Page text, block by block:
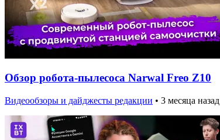
Обзор робота-пылесоса Narwal Freo Z10
Видеообзоры и дайджесты редакции • 3 месяца назад